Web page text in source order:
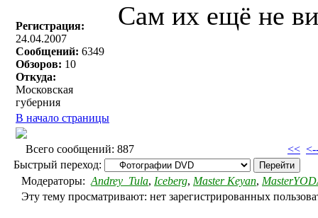
Регистрация:
24.04.2007
Сообщений: 6349
Обзоров: 10
Откуда:
Московская
губерния
Сам их ещё не
В начало страницы
Всего сообщений: 887 <<
Быстрый переход:
Модераторы: Andrey_Tula, Iceberg, Master Keyan,
Эту тему просматривают: нет зарегистрированных